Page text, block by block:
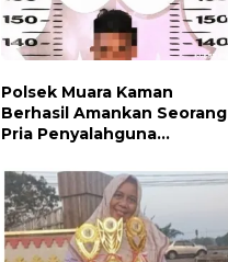
Polsek Muara Kaman
Berhasil Amankan Seorang
Pria Penyalahguna